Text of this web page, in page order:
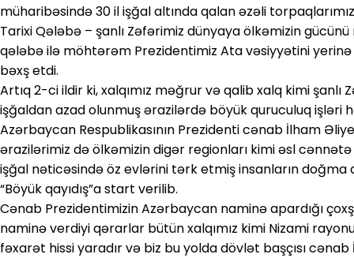
müharibəsində 30 il işğal altında qalan əzəli
Tarixi Qələbə – şanlı Zəfərimiz dünyaya ölkəmizin
qələbə ilə möhtərəm Prezidentimiz Ata vəsiyyətini yerinə
bəxş etdi.
Artıq 2-ci ildir ki, xalqımız məğrur və qalib xalq kimi şanlı
işğaldan azad olunmuş ərazilərdə böyük quruculuq işləri
Azərbaycan Respublikasının Prezidenti cənab İlham
ərazilərimiz də ölkəmizin digər regionları kimi əsl
işğal nəticəsində öz evlərini tərk etmiş insanların doğma
“Böyük qayıdış”a start verilib.
Cənab Prezidentimizin Azərbaycan naminə apardığı
naminə verdiyi qərarlar bütün xalqımız kimi Nizami
fəxarət hissi yaradır və biz bu yolda dövlət başçısı